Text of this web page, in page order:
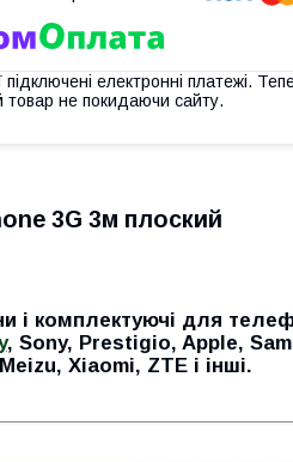
підключені електронні платежі.
товар не покидаючи сайту.
3G 3м плоский
і комплектуючі для
, Sony, Prestigio, Apple,
Xiaomi, ZTE і інші.